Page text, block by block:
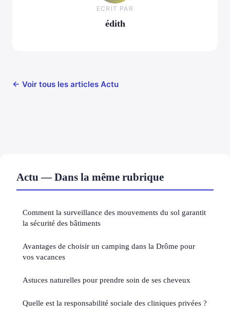
ECRIT PAR
édith
← Voir tous les articles Actu
Actu — Dans la même rubrique
Comment la surveillance des mouvements du sol garantit
la sécurité des bâtiments
Avantages de choisir un camping dans la Drôme pour
vos vacances
Astuces naturelles pour prendre soin de ses cheveux
Quelle est la responsabilité sociale des cliniques privées ?